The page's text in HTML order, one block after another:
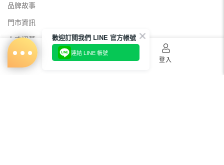
品牌故事
門市資訊
人才招募
美容教主招募
公益美妝活動
首頁 購物車 登入
歡迎訂閱我們 LINE 官方帳號
連結 LINE 帳號